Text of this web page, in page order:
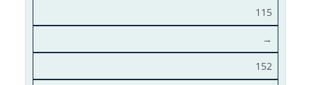
115
→
152